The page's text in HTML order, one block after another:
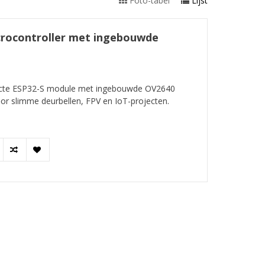
met ingebouwde
ESP32-S module met ingebouwde OV2640
slimme deurbellen, FPV en IoT-projecten.